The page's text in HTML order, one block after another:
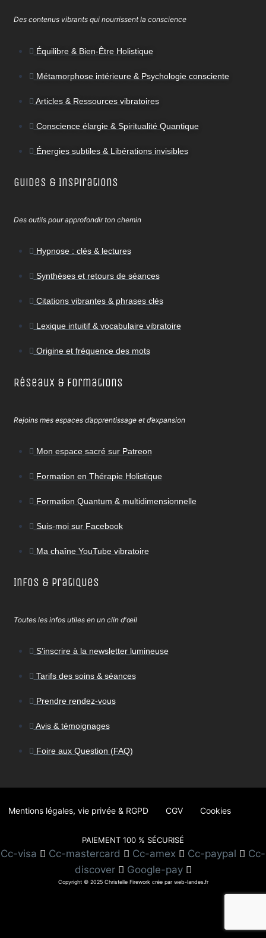
Des contenus vibrants qui nourrissent la conscience
Équilibre & Bien-Être Holistique
Métamorphose intérieure & Psychologie consciente
Articles & Ressources vibratoires
Conscience élargie & Spiritualité Quantique
Énergies subtiles & Libérations invisibles
Guides & Inspirations
Des outils pour approfondir ton chemin
Hypnose : clés & lectures
Synthèses et retours de séances
Citations vibrantes & phrases clés
Lexique intuitif & vocabulaire vibratoire
Origine et fréquence des mots
Réseaux & Formations
Rejoins mes espaces d’apprentissage et d’expansion
Mon espace sacré sur Patreon
Formation en Thérapie Holistique
Formation Quantum & multidimensionnelle
Suis-moi sur Facebook
Ma chaîne YouTube vibratoire
Infos & Pratiques
Toutes les infos utiles en un clin d'œil
S’inscrire à la newsletter lumineuse
Tarifs des soins & séances
Prendre rendez-vous
Avis & témoignages
Foire aux Question (FAQ)
Mentions légales, vie privée & RGPD CGV Cookies
PAIEMENT 100 % SÉCURISÉ
Cc-visa Cc-mastercard Cc-amex Cc-paypal
Cc-
discover
Google-pay
Copyright © 2025 Christelle Firework crée par web-landes.fr